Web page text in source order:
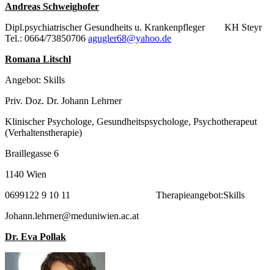
Andreas Schweighofer
Dipl.psychiatrischer Gesundheits u. Krankenpfleger KH Steyr
Tel.: 0664/73850706 agugler68@yahoo.de
Romana Litschl
Angebot: Skills
Priv. Doz. Dr. Johann Lehrner
Klinischer Psychologe, Gesundheitspsychologe, Psychotherapeut
(Verhaltenstherapie)
Braillegasse 6
1140 Wien
0699122 9 10 11 Therapieangebot:Skills
Johann.lehrner@meduniwien.ac.at
Dr. Eva Pollak